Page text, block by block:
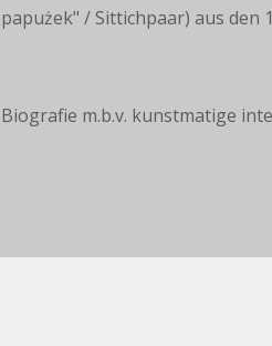
papużek" / Sittichpaar) aus den
Biografie m.b.v. kunstmatige